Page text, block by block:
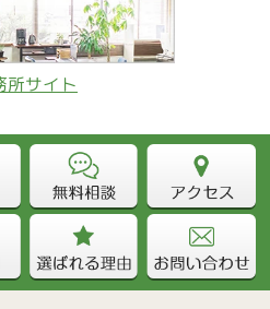
所サイト